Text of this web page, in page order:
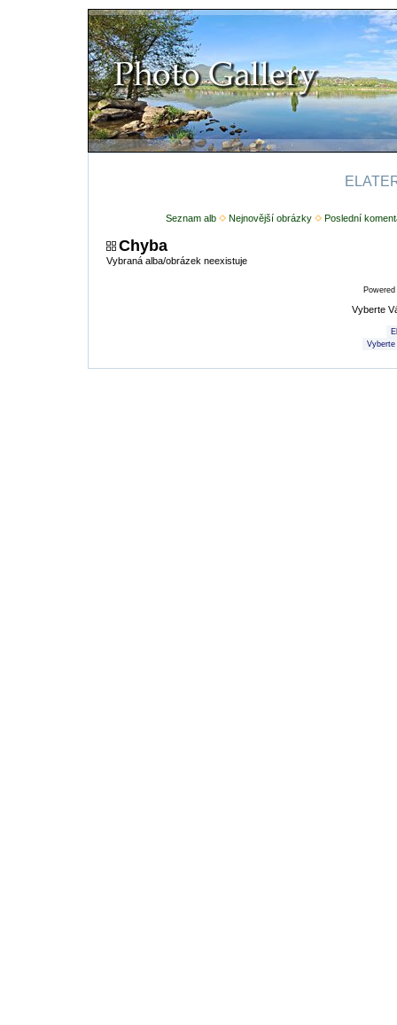
Seznam alb Nejnovější obrázky Poslední
Chyba
Vybraná alba/obrázek neexistuje
Vyberte